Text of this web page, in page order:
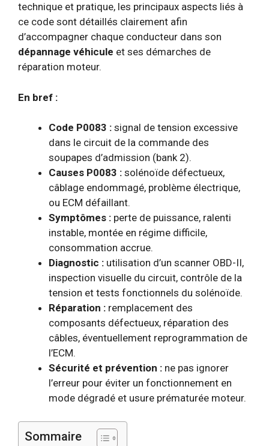
technique et pratique, les principaux aspects liés à
ce code sont détaillés clairement afin
d’accompagner chaque conducteur dans son
dépannage véhicule et ses démarches de
réparation moteur.
En bref :
Code P0083 : signal de tension excessive
dans le circuit de la commande des
soupapes d’admission (bank 2).
Causes P0083 : solénoïde défectueux,
câblage endommagé, problème électrique,
ou ECM défaillant.
Symptômes : perte de puissance, ralenti
instable, montée en régime difficile,
consommation accrue.
Diagnostic : utilisation d’un scanner OBD-II,
inspection visuelle du circuit, contrôle de la
tension et tests fonctionnels du solénoïde.
Réparation : remplacement des
composants défectueux, réparation des
câbles, éventuellement reprogrammation de
l’ECM.
Sécurité et prévention : ne pas ignorer
l’erreur pour éviter un fonctionnement en
mode dégradé et usure prématurée moteur.
Sommaire